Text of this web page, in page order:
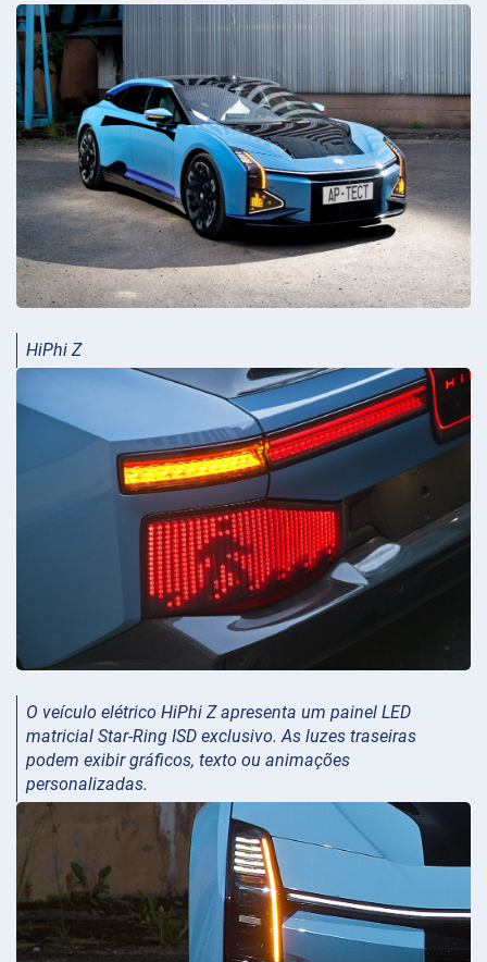
HiPhi Z
O veículo elétrico HiPhi Z apresenta um painel LED
matricial Star-Ring ISD exclusivo. As luzes traseiras
podem exibir gráficos, texto ou animações
personalizadas.